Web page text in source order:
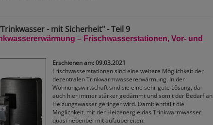
- mit Sicherheit" - Teil 9
– Frischwasserstationen, Vor- und
Erschienen am: 09.03.2021
Frischwasserstationen sind eine weitere Möglichkeit der
dezentralen Trinkwarmwassererwärmung. In der
Wohnungswirtschaft sind sie eine sehr gute Lösung, da
auch hier immer stärker gedämmt und somit der Bedarf an
Heizungswasser geringer wird. Damit entfällt die
Möglichkeit, mit der Heizenergie das Trinkwarmwasser
quasi nebenbei mit aufzubereiten.